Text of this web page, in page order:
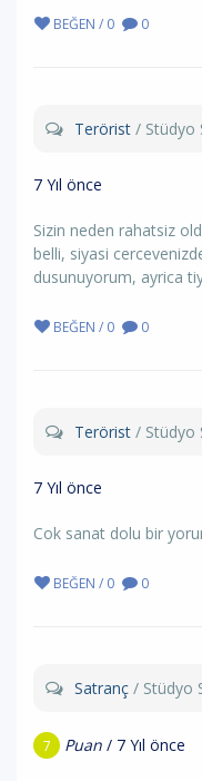
BEĞEN / 0 0
Terörist / Stüdyo
7 Yıl önce
Sizin neden rahatsiz
belli, siyasi
dusunuyorum, ayrica
BEĞEN / 0 0
Terörist / Stüdyo
7 Yıl önce
Cok sanat dolu bir
BEĞEN / 0 0
Satranç / Stüdyo
7 Puan / 7 Yıl önce